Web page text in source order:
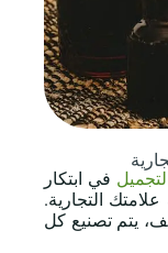
في ابتكار
التجارية.
يتم تصنيع كل